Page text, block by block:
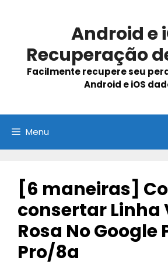
content
Android e
Recuperação
Facilmente recupere seu
Android e iOS
Menu
[6 maneiras]
consertar Linha
Rosa No Google
Pro/8a